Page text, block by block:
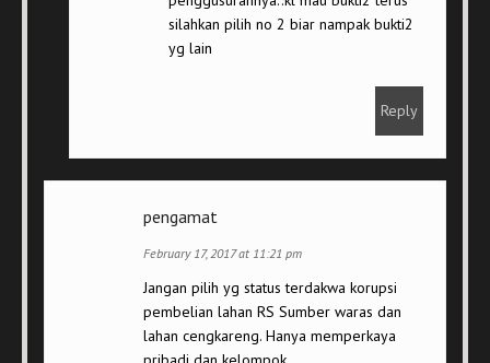
silahkan pilih no 2 biar nampak bukti2
yg lain
Reply
pengamat
February 17, 2017 at 11:21 pm
Jangan pilih yg status terdakwa korupsi
pembelian lahan RS Sumber waras dan
lahan cengkareng. Hanya memperkaya